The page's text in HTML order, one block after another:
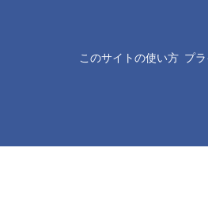
このサイトの使い方 プ